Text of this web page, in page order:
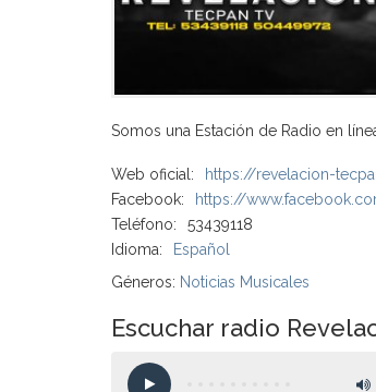
Somos una Estación de Radio en
Web oficial:
https://revelacion-
Facebook:
https://
Teléfono:
53439118
Idioma:
Español
Géneros: Noticias Musicales
Escuchar radio